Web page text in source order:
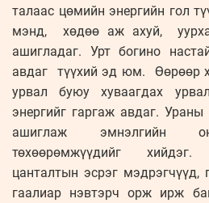
талаас цөмийн энергийн гол
мэнд, хөдөө аж ахуй,
ашигладаг. Урт богино
авдаг түүхий эд юм. Өөрөөр
урвал буюу хуваагдах
энергийг гаргаж авдаг. Ураны
ашиглаж эмнэлгийн
төхөөрөмжүүдийг
цанталтын эсрэг мэдрэгчүүд,
гаалиар нэвтэрч орж ирж